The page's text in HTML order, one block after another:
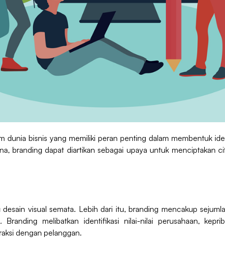
dunia bisnis yang memiliki peran penting dalam membentuk
branding dapat diartikan sebagai upaya untuk menciptakan
visual semata. Lebih dari itu, branding mencakup
melibatkan identifikasi nilai-nilai perusahaan,
dengan pelanggan.